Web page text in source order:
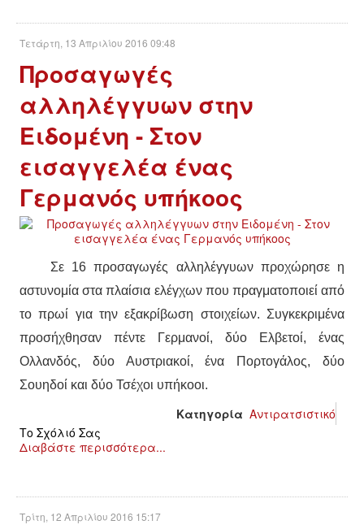
Τετάρτη, 13 Απριλίου 2016 09:48
Προσαγωγές
αλληλέγγυων στην
Ειδομένη - Στον
εισαγγελέα ένας
Γερμανός υπήκοος
Σε 16 προσαγωγές αλληλέγγυων προχώρησε η
αστυνομία στα πλαίσια ελέγχων που πραγματοποιεί από
το πρωί για την εξακρίβωση στοιχείων. Συγκεκριμένα
προσήχθησαν πέντε Γερμανοί, δύο Ελβετοί, ένας
Ολλανδός, δύο Αυστριακοί, ένα Πορτογάλος, δύο
Σουηδοί και δύο Τσέχοι υπήκοοι.
Κατηγορία Αντιρατσιστικό
Το Σχόλιό Σας
Διαβάστε περισσότερα...
Τρίτη, 12 Απριλίου 2016 15:17